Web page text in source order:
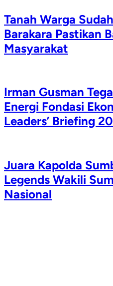
Tanah Warga
Barakara Pastikan
Masyarakat
Irman Gusman
Energi Fondasi
Leaders’ Briefing
Juara Kapolda
Legends Wakili
Nasional